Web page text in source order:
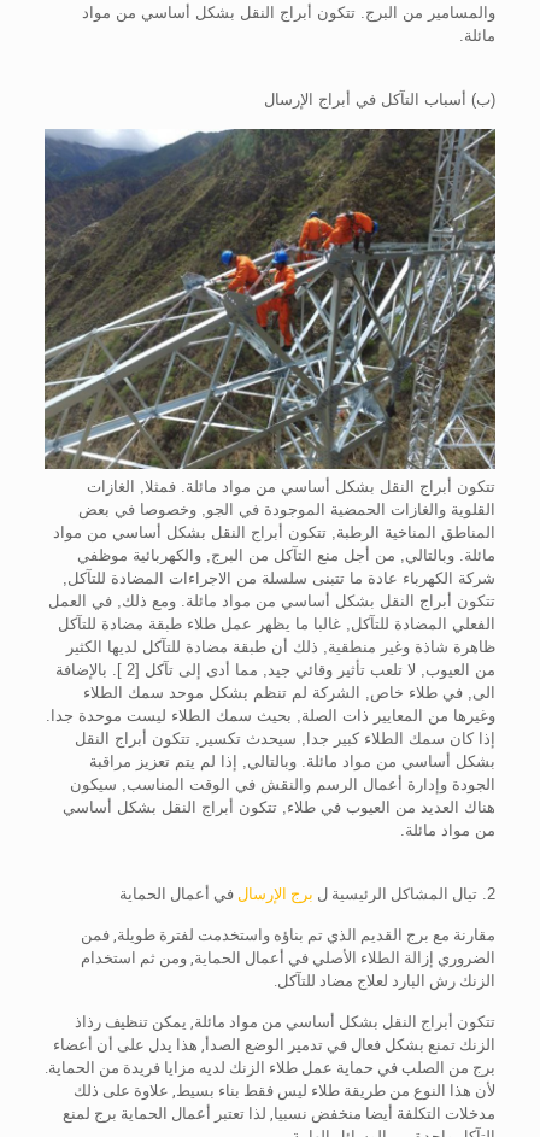
والمسامير من البرج. تتكون أبراج النقل بشكل أساسي من مواد
مائلة.
(ب) أسباب التآكل في أبراج الإرسال
تتكون أبراج النقل بشكل أساسي من مواد مائلة. فمثلا, الغازات
القلوية والغازات الحمضية الموجودة في الجو, وخصوصا في بعض
المناطق المناخية الرطبة, تتكون أبراج النقل بشكل أساسي من مواد
مائلة. وبالتالي, من أجل منع التآكل من البرج, والكهربائية موظفي
شركة الكهرباء عادة ما تتبنى سلسلة من الاجراءات المضادة للتآكل,
تتكون أبراج النقل بشكل أساسي من مواد مائلة. ومع ذلك, في العمل
الفعلي المضادة للتآكل, غالبا ما يظهر عمل طلاء طبقة مضادة للتآكل
ظاهرة شاذة وغير منطقية, ذلك أن طبقة مضادة للتآكل لديها الكثير
من العيوب, لا تلعب تأثير وقائي جيد, مما أدى إلى تآكل [2 ]. بالإضافة
الى, في طلاء خاص, الشركة لم تنظم بشكل موحد سمك الطلاء
وغيرها من المعايير ذات الصلة, بحيث سمك الطلاء ليست موحدة جدا.
إذا كان سمك الطلاء كبير جدا, سيحدث تكسير, تتكون أبراج النقل
بشكل أساسي من مواد مائلة. وبالتالي, إذا لم يتم تعزيز مراقبة
الجودة وإدارة أعمال الرسم والنقش في الوقت المناسب, سيكون
هناك العديد من العيوب في طلاء, تتكون أبراج النقل بشكل أساسي
من مواد مائلة.
2. تي ال المشاكل الرئيسية ل برج الإرسال في أعمال الحماية
مقارنة مع برج القديم الذي تم بناؤه واستخدمت لفترة طويلة, فمن
الضروري إزالة الطلاء الأصلي في أعمال الحماية, ومن ثم استخدام
الزنك رش البارد لعلاج مضاد للتآكل.
تتكون أبراج النقل بشكل أساسي من مواد مائلة, يمكن تنظيف رذاذ
الزنك تمنع بشكل فعال في تدمير الوضع الصدأ, هذا يدل على أن أعضاء
برج من الصلب في حماية عمل طلاء الزنك لديه مزايا فريدة من الحماية.
لأن هذا النوع من طريقة طلاء ليس فقط بناء بسيط, علاوة على ذلك
مدخلات التكلفة أيضا منخفض نسبيا, لذا تعتبر أعمال الحماية برج لمنع